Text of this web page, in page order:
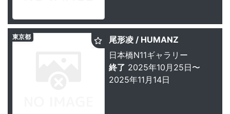
尾形凌 / HUMANZ
日本橋N11ギャラリー
終了 2025年10月25日〜
2025年11月14日
東京都